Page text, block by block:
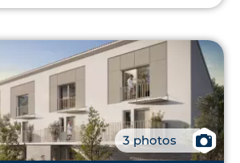
Toulouse Aerospace
les conditions sont
réaliser une plus value à
achat immobilier neuf à
3 photos
📷